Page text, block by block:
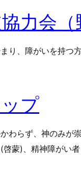
力会（
り、障がいを持つ
プ
わらず、神のみが
蒙)、精神障がい